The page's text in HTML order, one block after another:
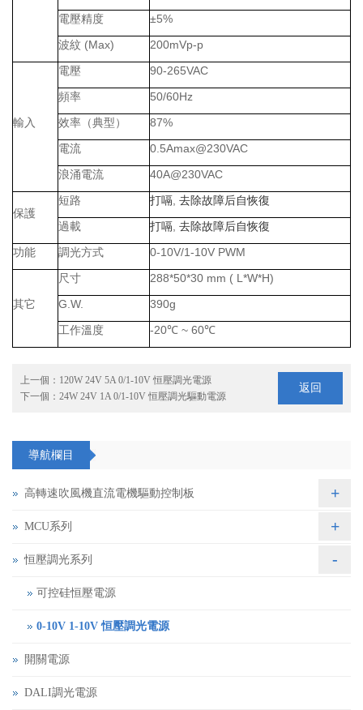
電壓精度
±5%
波紋 (Max) 200mVp-p
輸入
電壓
90-265VAC
頻率
50/60Hz
效率（典型）
87%
電流
0.5Amax@230VAC
浪涌電流
40A@230VAC
保護
短路 打嗝 去除故障后自恢復
過載
打嗝 去除故障后自恢復
功能
調光方式 0-10V/1-10V PWM
其它
尺寸
288*50*30 mm ( L*W*H)
G.W.
390g
工作溫度
-20℃ ~ 60℃
上一個： 120W 24V 5A 0/1-10V 恒壓調光電源
下一個： 24W 24V 1A 0/1-10V 恒壓調光驅動電源
返回
導航欄目
高轉速吹風機直流電機驅動控制板 +
MCU系列 +
恒壓調光系列 -
可控硅恒壓電源
0-10V 1-10V 恒壓調光電源
開關電源
DALI調光電源